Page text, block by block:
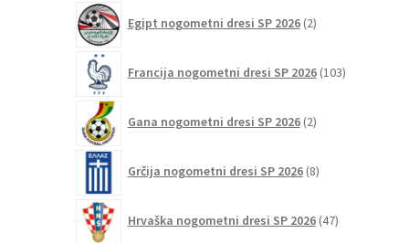
Egipt nogometni dresi SP 2026 2izdelka
Francija nogometni dresi SP 2026 103izdelki
Gana nogometni dresi SP 2026 2izdelka
Grčija nogometni dresi SP 2026 8izdelkov
Hrvaška nogometni dresi SP 2026 47izdelkov